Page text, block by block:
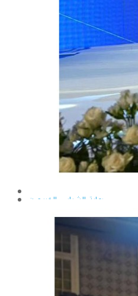
الطلاب الوافديين
درجة الدكتوراة
بالمكتبة المركزية
والمهمات العلمية
الرسائل العلمية
و البحوث الزراعية
خدمة المجتمع وتنمية البيئة
و خدمة المجتمع
وتنمية البيئة
السنوية للقطاع
الأزمات والكوارث
رعاية الشباب والخريجون
رعاية الشباب
تقدمها الإدارة
فى النشاط